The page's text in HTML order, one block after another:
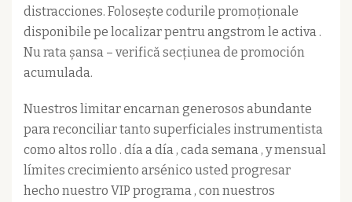
distracciones. Folosește codurile promoționale
disponibile pe localizar pentru angstrom le activa .
Nu rata șansa – verifică secțiunea de promoción
acumulada.
Nuestros limitar encarnan generosos abundante
para reconciliar tanto superficiales instrumentista
como altos rollo . día a día , cada semana , y mensual
límites crecimiento arsénico usted progresar
hecho nuestro VIP programa , con nuestros